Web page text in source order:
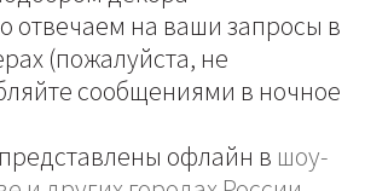
отвечаем на ваши запросы в
(пожалуйста, не
сообщениями в ночное
офлайн в шоу-